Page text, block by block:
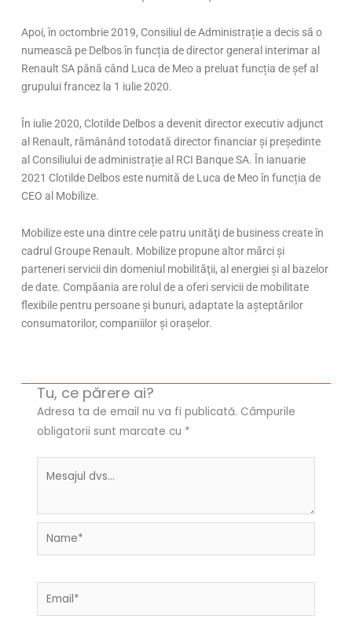
Apoi, în octombrie 2019, Consiliul de Administrație a decis să o
numească pe Delbos în funcția de director general interimar al
Renault SA până când Luca de Meo a preluat funcția de șef al
grupului francez la 1 iulie 2020.
În iulie 2020, Clotilde Delbos a devenit director executiv adjunct
al Renault, rămânând totodată director financiar și președinte
al Consiliului de administrație al RCI Banque SA. În ianuarie
2021 Clotilde Delbos este numită de Luca de Meo în funcția de
CEO al Mobilize.
Mobilize este una dintre cele patru unităţi de business create în
cadrul Groupe Renault. Mobilize propune altor mărci şi
parteneri servicii din domeniul mobilităţii, al energiei şi al bazelor
de date. Compăania are rolul de a oferi servicii de mobilitate
flexibile pentru persoane şi bunuri, adaptate la aşteptărilor
consumatorilor, companiilor şi oraşelor.
Tu, ce părere ai?
Adresa ta de email nu va fi publicată. Câmpurile
obligatorii sunt marcate cu *
Name*
Email*